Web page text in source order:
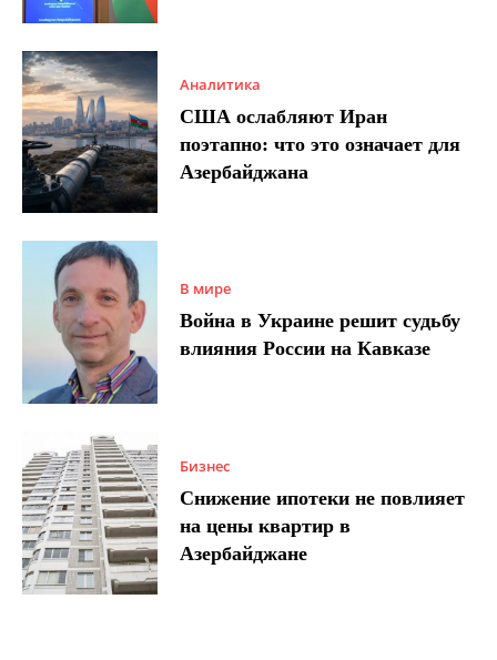
Аналитика
США ослабляют Иран
поэтапно: что это означает для
Азербайджана
В мире
Война в Украине решит судьбу
влияния России на Кавказе
Бизнес
Снижение ипотеки не повлияет
на цены квартир в
Азербайджане